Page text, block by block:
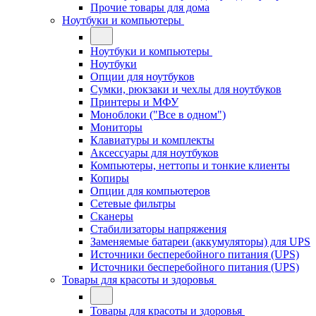
Прочие товары для дома
Ноутбуки и компьютеры
Ноутбуки и компьютеры
Ноутбуки
Опции для ноутбуков
Сумки, рюкзаки и чехлы для ноутбуков
Принтеры и МФУ
Моноблоки ("Все в одном")
Мониторы
Клавиатуры и комплекты
Аксессуары для ноутбуков
Компьютеры, неттопы и тонкие клиенты
Копиры
Опции для компьютеров
Сетевые фильтры
Сканеры
Стабилизаторы напряжения
Заменяемые батареи (аккумуляторы) для UPS
Источники бесперебойного питания (UPS)
Источники бесперебойного питания (UPS)
Товары для красоты и здоровья
Товары для красоты и здоровья